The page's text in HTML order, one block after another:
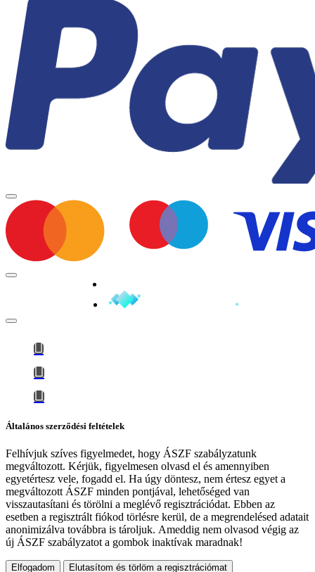
Általános szerződési feltételek
Felhívjuk szíves figyelmedet, hogy ÁSZF szabályzatunk
megváltozott. Kérjük, figyelmesen olvasd el és amennyiben
egyetértesz vele, fogadd el. Ha úgy döntesz, nem értesz egyet a
megváltozott ÁSZF minden pontjával, lehetőséged van
visszautasítani és törölni a meglévő regisztrációdat. Ebben az
esetben a regisztrált fiókod törlésre kerül, de a megrendelésed adatait
anonimizálva továbbra is tároljuk. Ameddig nem olvasod végig az
új ÁSZF szabályzatot a gombok inaktívak maradnak!
Elfogadom Elutasítom és törlöm a regisztrációmat